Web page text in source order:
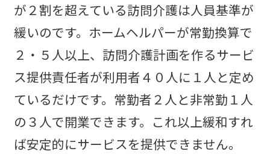
が２割を超えている訪問介護は人員基準が
緩いのです。ホームヘルパーが常勤換算で
２・５人以上、訪問介護計画を作るサービ
ス提供責任者が利用者４０人に１人と定め
ているだけです。常勤者２人と非常勤１人
の３人で開業できます。これ以上緩和すれ
ば安定的にサービスを提供できません。